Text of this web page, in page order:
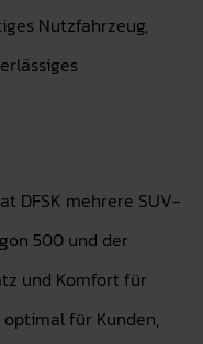
Nutzfahrzeug,
DFSK mehrere SUV-
500 und der
und Komfort für
für Kunden,